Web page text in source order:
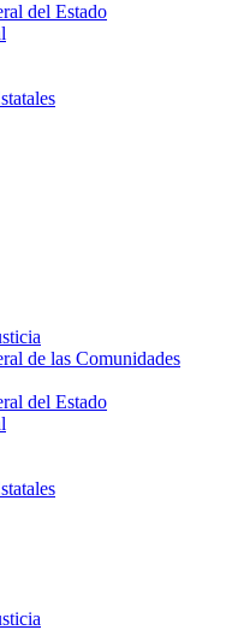
del Estado
de las Comunidades
del Estado